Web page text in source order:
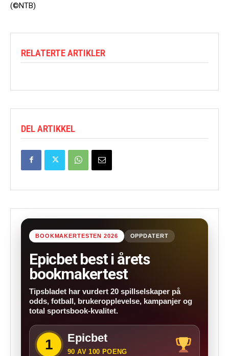
(©NTB)
RELATERTE ARTIKLER
DEL ARTIKKEL
BOOKMAKERTESTEN 2026 OPPDATERT
Epicbet best i årets
bookmakertest
Tipsbladet har vurdert 20 spillselskaper på
odds, fotball, brukeropplevelse, kampanjer og
total sportsbook-kvalitet.
1 Epicbet
90 AV 100 POENG